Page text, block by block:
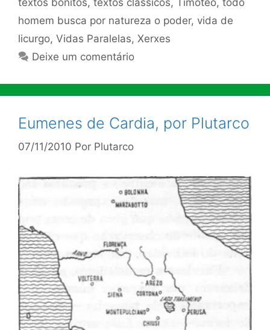
textos bonitos, textos clássicos, Timóteo, todo
homem busca por natureza o poder, vida de
licurgo, Vidas Paralelas, Xerxes
Deixe um comentário
Eumenes de Cardia, por Plutarco
07/11/2010 Por Plutarco